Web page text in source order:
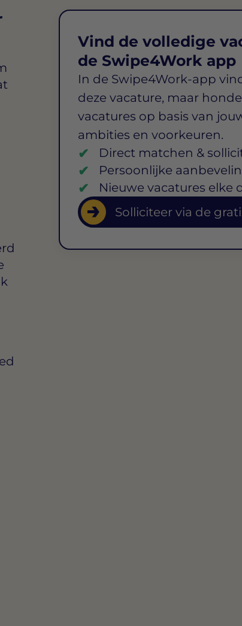
Vind de volledige
de Swipe4Work app
In de Swipe4Work-app
deze vacature, maar
vacatures op basis van
ambities en voorkeuren.
Direct matchen &
Persoonlijke
Nieuwe vacatures elke
Solliciteer via de